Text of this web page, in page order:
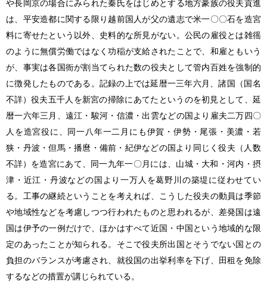
や長岡京の場合にみられた秦氏をはじめとする地方豪族の役夫貢進
は、平安造都に関する限り越前国人が父の遺志で米一〇〇石を造宮
料に寄せたという以外、史料的な所見がない。公民の雇役とは雑徭
のように無償労働ではなく功稲が支給されたことで、和雇ともいう
が、事実は各国衙が割当てられた数の役夫として管内百姓を強制的
に徴発したものである。記録の上では延暦一三年六月、諸国
（国名
不詳） 役夫五千人を新宮の掃除にあてたというのを初見として、延
暦一六年三月、遠江・駿河・信濃・出雲などの国より雇夫二万四〇
人を造宮役に、同一八年一二月にも伊賀・伊勢・尾張・美濃・若
狭・丹波・但馬・播麿・備前・紀伊などの国より同じく役夫 （人数
不詳） を造宮にあて、同一九年一〇月には、山城・大和・河内・摂
津・近江・丹波などの国より一万人を葛野川の築堤に従わせてい
る。工事の継続ということを考えれば、こうした役夫の動員は季節
や地域性などを考慮しつつ行われたものと思われるが、差発国は遠
国は伊予の一例だけで、ほかはすべて近国・中国という地域的な限
定のあったことが知られる。そこで役夫所出国とそうでない国との
負担のバランスが考慮され、就役国の出挙利率を下げ、田租を免除
するなどの措置が講じられている。